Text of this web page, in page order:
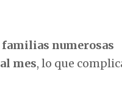
familias numerosas
mes, lo que